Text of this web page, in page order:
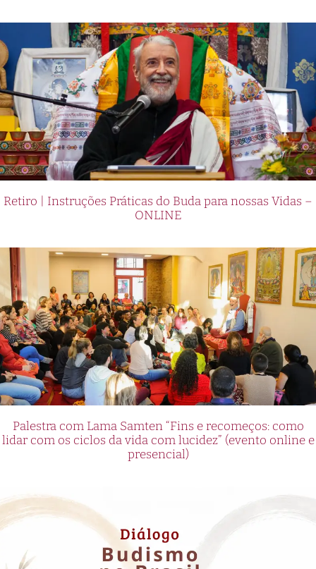
Retiro | Instruções Práticas do Buda para nossas Vidas –
ONLINE
Palestra com Lama Samten “Fins e recomeços: como
lidar com os ciclos da vida com lucidez” (evento online e
presencial)